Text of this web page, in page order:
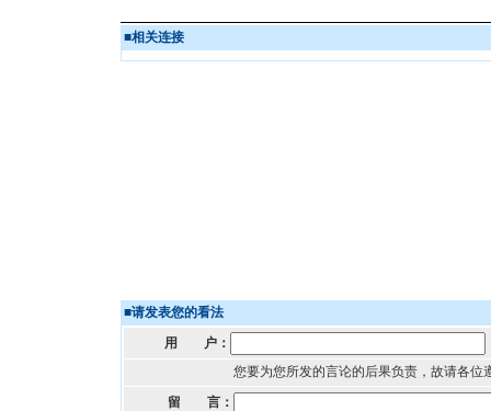
■相关连接
■请发表您的看法
用 户：
您要为您所发的言论的后果负责，故请各位
留 言：